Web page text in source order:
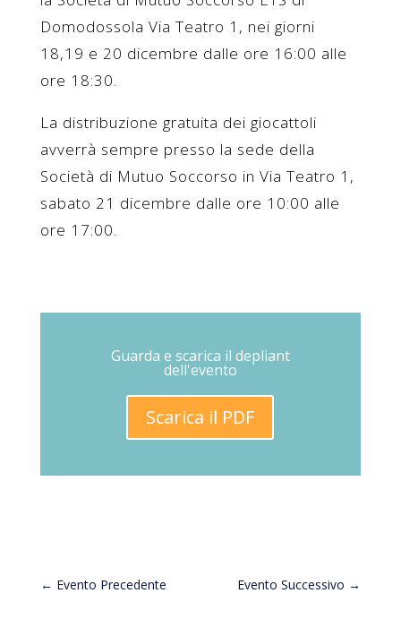
Domodossola Via Teatro 1, nei giorni
18,19 e 20 dicembre dalle ore 16:00 alle
ore 18:30.
La distribuzione gratuita dei giocattoli
avverrà sempre presso la sede della
Società di Mutuo Soccorso in Via Teatro 1,
sabato 21 dicembre dalle ore 10:00 alle
ore 17:00.
Guarda e scarica il depliant
dell'evento
Scarica il PDF
← Evento Precedente Evento Successivo →